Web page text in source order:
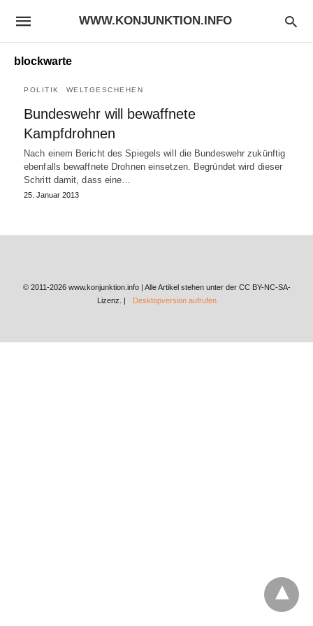
WWW.KONJUNKTION.INFO
blockwarte
POLITIK WELTGESCHEHEN
Bundeswehr will bewaffnete
Kampfdrohnen
Nach einem Bericht des Spiegels will die Bundeswehr zukünftig
ebenfalls bewaffnete Drohnen einsetzen. Begründet wird dieser
Schritt damit, dass eine…
25. Januar 2013
© 2011-2026 www.konjunktion.info | Alle Artikel stehen unter der CC BY-NC-SA-
Lizenz. |
Desktopversion aufrufen